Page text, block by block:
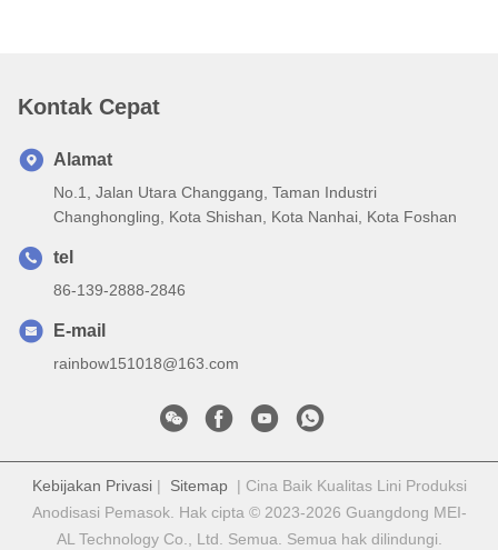
Kontak Cepat
Alamat
No.1, Jalan Utara Changgang, Taman Industri
Changhongling, Kota Shishan, Kota Nanhai, Kota Foshan
tel
86-139-2888-2846
E-mail
rainbow151018@163.com
Kebijakan Privasi| Sitemap| Cina Baik Kualitas Lini Produksi
Anodisasi Pemasok. Hak cipta © 2023-2026 Guangdong MEI-
AL Technology Co., Ltd. Semua. Semua hak dilindungi.